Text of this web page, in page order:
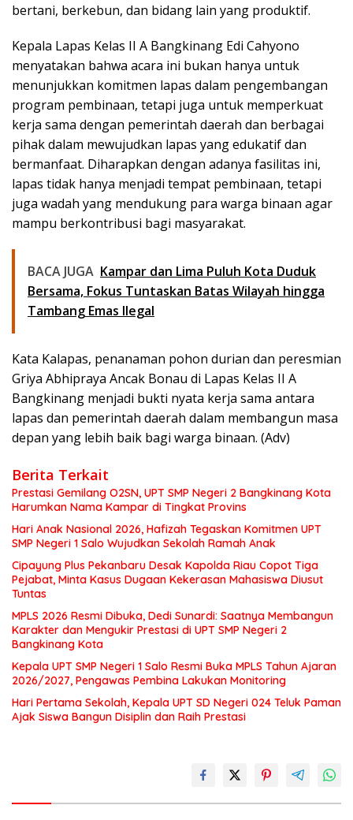
bertani, berkebun, dan bidang lain yang produktif.
Kepala Lapas Kelas II A Bangkinang Edi Cahyono
menyatakan bahwa acara ini bukan hanya untuk
menunjukkan komitmen lapas dalam pengembangan
program pembinaan, tetapi juga untuk memperkuat
kerja sama dengan pemerintah daerah dan berbagai
pihak dalam mewujudkan lapas yang edukatif dan
bermanfaat. Diharapkan dengan adanya fasilitas ini,
lapas tidak hanya menjadi tempat pembinaan, tetapi
juga wadah yang mendukung para warga binaan agar
mampu berkontribusi bagi masyarakat.
BACA JUGA Kampar dan Lima Puluh Kota Duduk
Bersama, Fokus Tuntaskan Batas Wilayah hingga
Tambang Emas Ilegal
Kata Kalapas, penanaman pohon durian dan peresmian
Griya Abhipraya Ancak Bonau di Lapas Kelas II A
Bangkinang menjadi bukti nyata kerja sama antara
lapas dan pemerintah daerah dalam membangun masa
depan yang lebih baik bagi warga binaan. (Adv)
Berita Terkait
Prestasi Gemilang O2SN, UPT SMP Negeri 2 Bangkinang Kota
Harumkan Nama Kampar di Tingkat Provins
Hari Anak Nasional 2026, Hafizah Tegaskan Komitmen UPT
SMP Negeri 1 Salo Wujudkan Sekolah Ramah Anak
Cipayung Plus Pekanbaru Desak Kapolda Riau Copot Tiga
Pejabat, Minta Kasus Dugaan Kekerasan Mahasiswa Diusut
Tuntas
MPLS 2026 Resmi Dibuka, Dedi Sunardi: Saatnya Membangun
Karakter dan Mengukir Prestasi di UPT SMP Negeri 2
Bangkinang Kota
Kepala UPT SMP Negeri 1 Salo Resmi Buka MPLS Tahun Ajaran
2026/2027, Pengawas Pembina Lakukan Monitoring
Hari Pertama Sekolah, Kepala UPT SD Negeri 024 Teluk Paman
Ajak Siswa Bangun Disiplin dan Raih Prestasi